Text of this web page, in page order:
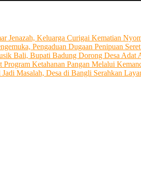
Jenazah, Keluarga Curigai Kematian
Pengaduan Dugaan Penipuan
Bali, Bupati Badung Dorong Desa Adat
Program Ketahanan Pangan Melalui
Masalah, Desa di Bangli Serahkan